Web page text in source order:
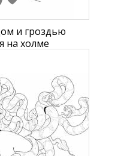
и гроздью
на холме